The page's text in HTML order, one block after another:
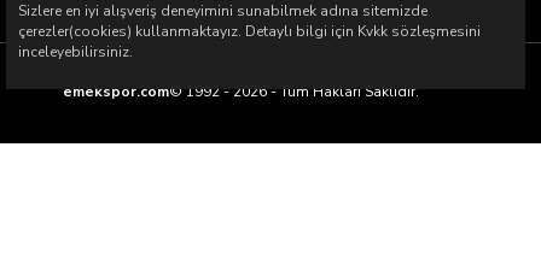
emekspor.com© 1992 - 2026 - Tüm Hakları Saklıdır.
Sizlere en iyi alışveriş deneyimini sunabilmek adına sitemizde
çerezler(cookies) kullanmaktayız. Detaylı bilgi için Kvkk sözleşmesini
inceleyebilirsiniz.